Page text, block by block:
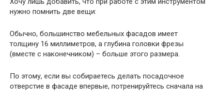
нужно помнить две вещи:
Обычно, большинство мебельных фасадов имеет
толщину 16 миллиметров, а глубина головки фрезы
(вместе с наконечником) – больше этого размера.
По этому, если вы собираетесь делать посадочное
отверстие в фасаде впервые, потренируйтесь сначала на